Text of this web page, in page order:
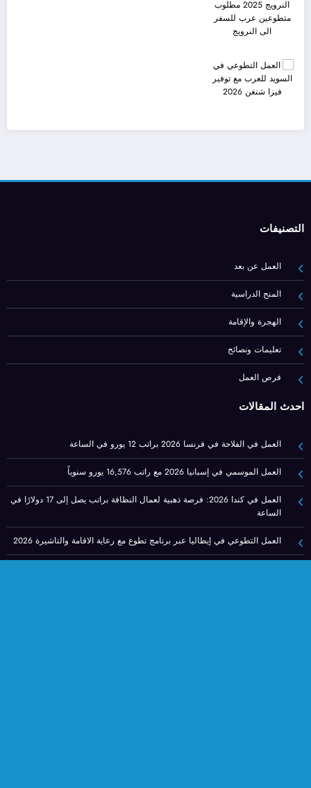
التصنيفات
العمل عن بعد
المنح الدراسية
الهجرة والإقامة
تعليمات ونصائح
فرص العمل
أحدث المقالات
العمل في الفلاحة في فرنسا 2026 براتب 12 يورو في الساعة
العمل الموسمي في إسبانيا 2026 مع راتب 16,576 يورو سنوياً
العمل في كندا 2026: فرصة ذهبية لعمال النظافة براتب يصل إلى 17 دولارًا في
الساعة
العمل التطوعي في إيطاليا عبر برنامج تطوع مع رعاية الاقامة والتاشيرة 2026